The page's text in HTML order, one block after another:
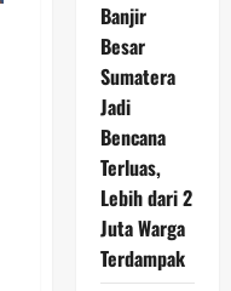
Banjir
Besar
Sumatera
Jadi
Bencana
Terluas,
Lebih dari 2
Juta Warga
Terdampak